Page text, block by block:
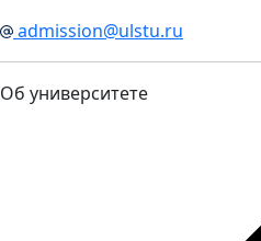
admission@ulstu.ru
Об университете